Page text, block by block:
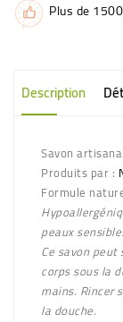
Plus de
Description
Savon
Produits par :
Formule
peaux
Ce savon
corps sous la
mains. Rincer
la douche.